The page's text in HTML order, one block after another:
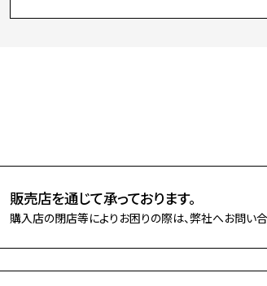
販売店を通じて承っております。
購入店の閉店等によりお困りの際は、弊社へお問い